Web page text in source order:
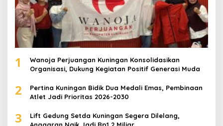
1
Wanoja Perjuangan Kuningan Konsolidasikan
Organisasi, Dukung Kegiatan Positif Generasi Muda
2
Pertina Kuningan Bidik Dua Medali Emas, Pembinaan
Atlet Jadi Prioritas 2026-2030
3
Lift Gedung Setda Kuningan Segera Dilelang,